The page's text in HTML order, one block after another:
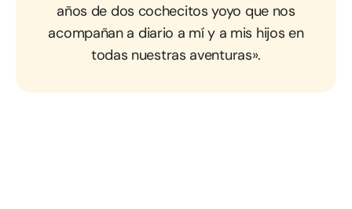
años de dos cochecitos yoyo que nos
acompañan a diario a mí y a mis hijos en
todas nuestras aventuras».